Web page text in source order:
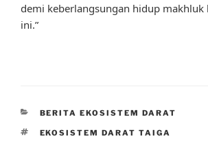
demi keberlangsungan hidup
ini.”
CATEGORIES
BERITA EKOSISTEM DARAT
TAGS
EKOSISTEM DARAT TAIGA